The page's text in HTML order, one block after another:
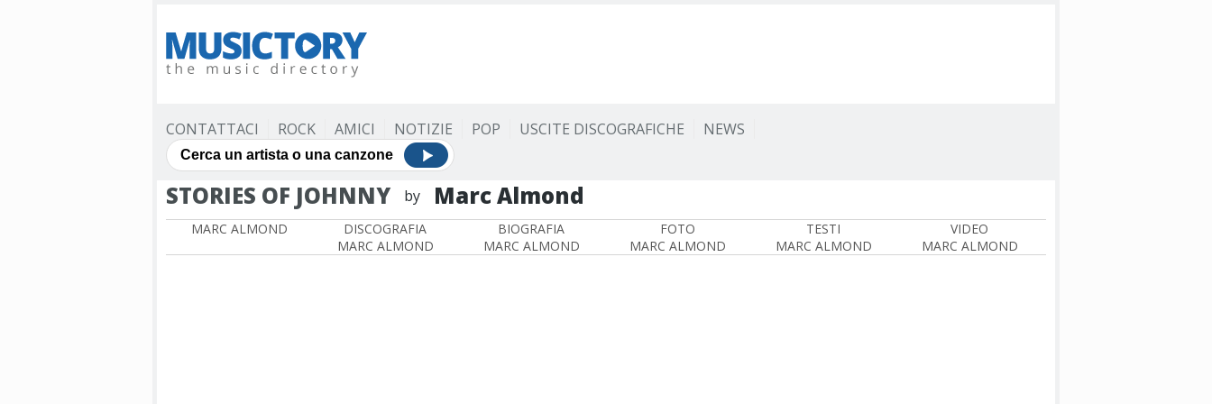
CONTATTACI ROCK AMICI NOTIZIE POP USCITE DISCOGRAFICHE NEWS
STORIES OF JOHNNY by Marc Almond
MARC ALMOND
DISCOGRAFIA
MARC ALMOND
BIOGRAFIA
MARC ALMOND
FOTO
MARC ALMOND
TESTI
MARC ALMOND
VIDEO
MARC ALMOND